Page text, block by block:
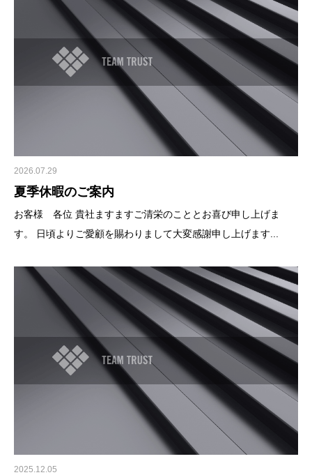
2026.07.29
夏季休暇のご案内
お客様 各位 貴社ますますご清栄のこととお喜び申し上げま
す。 日頃よりご愛顧を賜わりまして大変感謝申し上げます...
2025.12.05